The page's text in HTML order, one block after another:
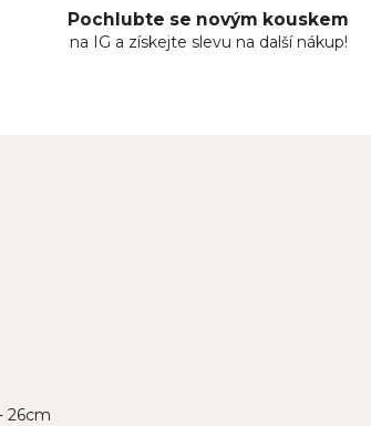
Pochlubte se novým kouskem
na IG a získejte slevu na další nákup!
26cm